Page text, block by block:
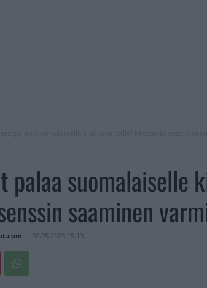
palaa suomalaiselle
saaminen
- 02.05.2023 15:13